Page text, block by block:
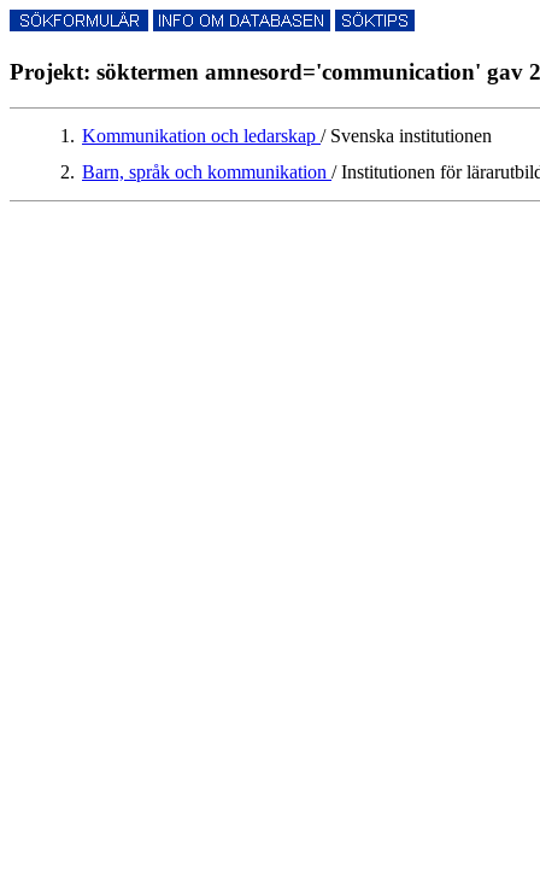
Projekt: söktermen amnesord='communication' gav
1. Kommunikation och ledarskap / Svenska institutionen
2. Barn, språk och kommunikation / Institutionen för